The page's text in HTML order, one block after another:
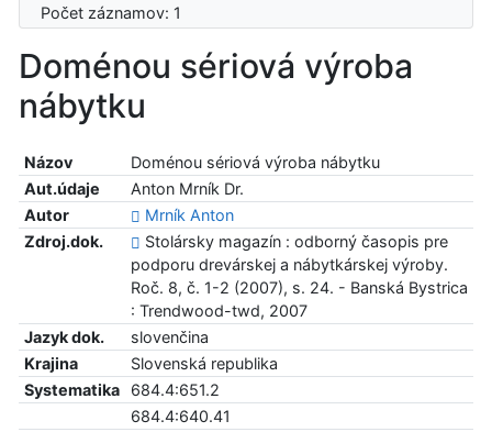
Počet záznamov: 1
Doménou sériová výroba
nábytku
Názov
Doménou sériová výroba nábytku
Aut.údaje
Anton Mrník Dr.
Autor
Mrník Anton
Zdroj.dok.
Stolársky magazín : odborný časopis pre
podporu drevárskej a nábytkárskej výroby.
Roč. 8, č. 1-2 (2007), s. 24. - Banská Bystrica
: Trendwood-twd, 2007
Jazyk dok.
slovenčina
Krajina
Slovenská republika
Systematika
684.4:651.2
684.4:640.41